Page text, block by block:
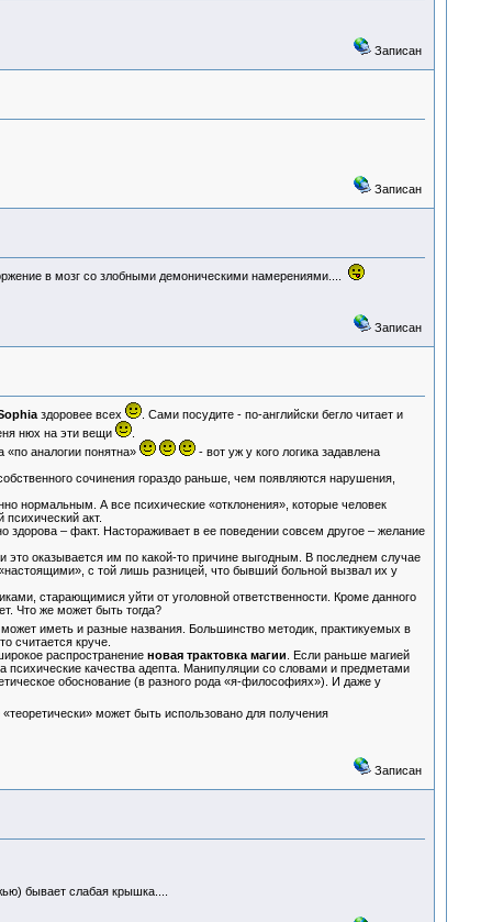
Записан
Записан
в мозг со злобными демоническими намерениями....
Записан
здоровее всех
. Сами посудите - по-английски бегло читает и
нюх на эти вещи
.
«по аналогии понятна»
- вот уж у кого логика задавлена
сочинения гораздо раньше, чем появляются нарушения,
нормальным. А все психические «отклонения», которые человек
акт.
– факт. Настораживает в ее поведении совсем другое – желание
оказывается им по какой-то причине выгодным. В последнем случае
с той лишь разницей, что бывший больной вызвал их у
старающимися уйти от уголовной ответственности. Кроме данного
Что же может быть тогда?
иметь и разные названия. Большинство методик, практикуемых в
считается круче.
распространение новая трактовка магии . Если раньше магией
качества адепта. Манипуляции со словами и предметами
обоснование (в разного рода «я-философиях»). И даже у
может быть использовано для получения
Записан
бывает слабая крышка....